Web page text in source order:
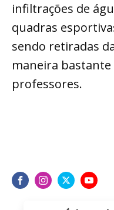
infiltrações de
quadras
sendo retiradas
maneira
professores.